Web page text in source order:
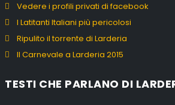
Vedere i profili privati di facebook
I Latitanti Italiani più pericolosi
Ripulito il torrente di Larderia
Il Carnevale a Larderia 2015
TESTI CHE PARLANO DI